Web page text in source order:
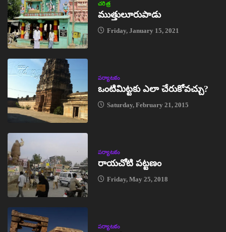
చరిత్ర
ముత్తులూరుపాడు
Friday, January 15, 2021
పర్యాటకం
ఒంటిమిట్టకు ఎలా చేరుకోవచ్చు?
Saturday, February 21, 2015
పర్యాటకం
రాయచోటి పట్టణం
Friday, May 25, 2018
పర్యాటకం